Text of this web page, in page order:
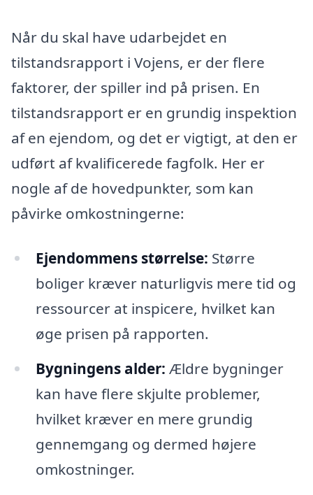
Når du skal have udarbejdet en
tilstandsrapport i Vojens, er der flere
faktorer, der spiller ind på prisen. En
tilstandsrapport er en grundig inspektion
af en ejendom, og det er vigtigt, at den er
udført af kvalificerede fagfolk. Her er
nogle af de hovedpunkter, som kan
påvirke omkostningerne:
Ejendommens størrelse: Større
boliger kræver naturligvis mere tid og
ressourcer at inspicere, hvilket kan
øge prisen på rapporten.
Bygningens alder: Ældre bygninger
kan have flere skjulte problemer,
hvilket kræver en mere grundig
gennemgang og dermed højere
omkostninger.